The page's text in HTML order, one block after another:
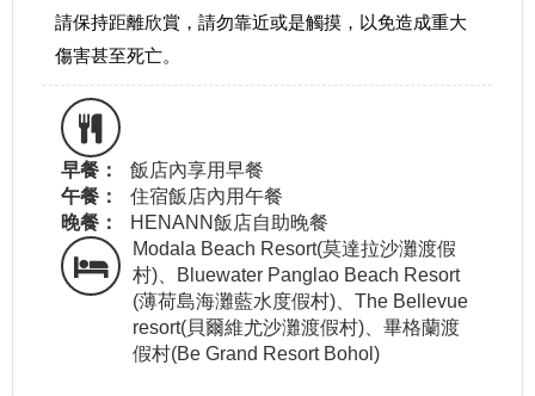
請保持距離欣賞，請勿靠近或是觸摸，以免造成重大
傷害甚至死亡。
早餐：
飯店內享用早餐
午餐：
住宿飯店內用午餐
晚餐：
HENANN飯店自助晚餐
Modala Beach Resort(莫達拉沙灘渡假
村)、Bluewater Panglao Beach Resort
(薄荷島海灘藍水度假村)、The Bellevue
resort(貝爾維尤沙灘渡假村)、畢格蘭渡
假村(Be Grand Resort Bohol)